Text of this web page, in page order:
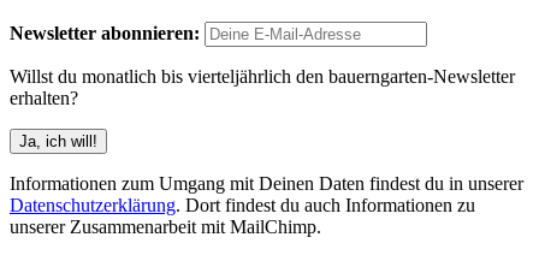
Newsletter abonnieren:
Willst du monatlich bis vierteljährlich den bauerngarten-Newsletter
erhalten?
Informationen zum Umgang mit Deinen Daten findest du in unserer
Datenschutzerklärung. Dort findest du auch Informationen zu
unserer Zusammenarbeit mit MailChimp.